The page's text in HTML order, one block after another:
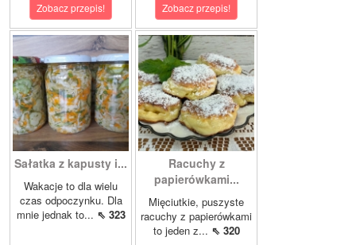
Zobacz przepis! Zobacz przepis!
Sałatka z kapusty i...
Wakacje to dla wielu
czas odpoczynku. Dla
mnie jednak to... ⇖ 323
Racuchy z
papierówkami...
Mięciutkie, puszyste
racuchy z papierówkami
to jeden z... ⇖ 320